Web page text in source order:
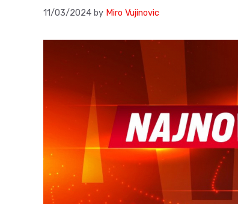
11/03/2024 by Miro Vujinovic